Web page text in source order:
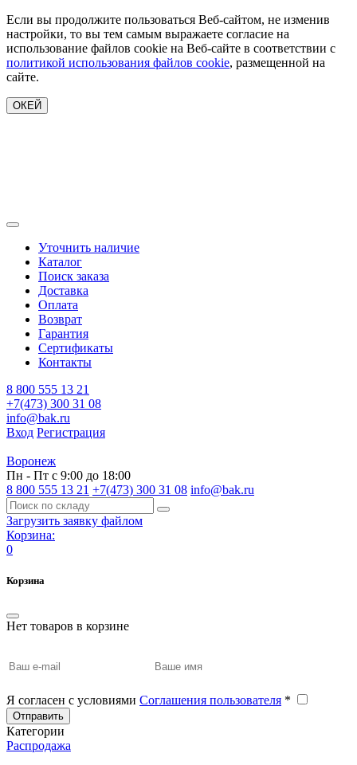
Если вы продолжите пользоваться Веб-сайтом, не изменив
настройки, то вы тем самым выражаете согласие на
использование файлов cookie на Веб-сайте в соответствии с
политикой использования файлов cookie, размещенной на
сайте.
ОКЕЙ
Уточнить наличие
Каталог
Поиск заказа
Доставка
Оплата
Возврат
Гарантия
Сертификаты
Контакты
8 800 555 13 21
+7(473) 300 31 08
info@bak.ru
Вход Регистрация
Воронеж
Пн - Пт с 9:00 до 18:00
8 800 555 13 21 +7(473) 300 31 08 info@bak.ru
Загрузить заявку файлом
Корзина:
0
Корзина
Нет товаров в корзине
Я согласен с условиями Соглашения пользователя *
Отправить
Категории
Распродажа